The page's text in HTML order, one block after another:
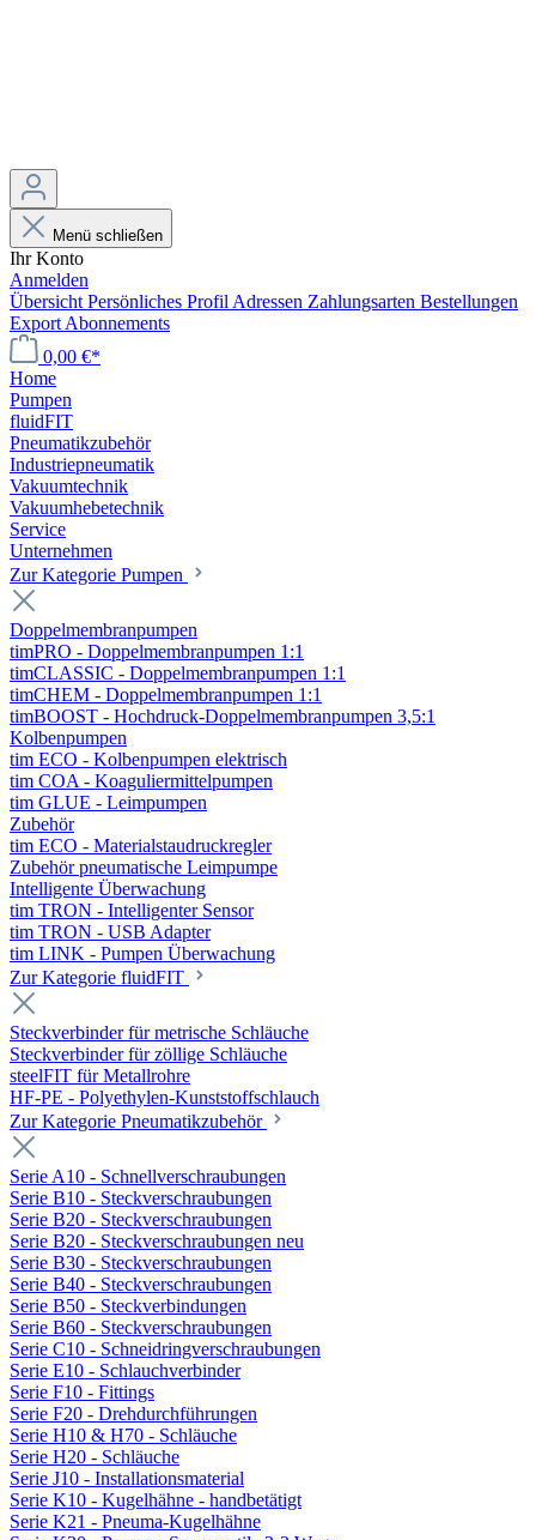
Menü schließen
Ihr Konto
Anmelden
Übersicht Persönliches Profil Adressen Zahlungsarten Bestellungen
Export Abonnements
0,00 €*
Home
Pumpen
fluidFIT
Pneumatikzubehör
Industriepneumatik
Vakuumtechnik
Vakuumhebetechnik
Service
Unternehmen
Zur Kategorie Pumpen
Doppelmembranpumpen
timPRO - Doppelmembranpumpen 1:1
timCLASSIC - Doppelmembranpumpen 1:1
timCHEM - Doppelmembranpumpen 1:1
timBOOST - Hochdruck-Doppelmembranpumpen 3,5:1
Kolbenpumpen
tim ECO - Kolbenpumpen elektrisch
tim COA - Koaguliermittelpumpen
tim GLUE - Leimpumpen
Zubehör
tim ECO - Materialstaudruckregler
Zubehör pneumatische Leimpumpe
Intelligente Überwachung
tim TRON - Intelligenter Sensor
tim TRON - USB Adapter
tim LINK - Pumpen Überwachung
Zur Kategorie fluidFIT
Steckverbinder für metrische Schläuche
Steckverbinder für zöllige Schläuche
steelFIT für Metallrohre
HF-PE - Polyethylen-Kunststoffschlauch
Zur Kategorie Pneumatikzubehör
Serie A10 - Schnellverschraubungen
Serie B10 - Steckverschraubungen
Serie B20 - Steckverschraubungen
Serie B20 - Steckverschraubungen neu
Serie B30 - Steckverschraubungen
Serie B40 - Steckverschraubungen
Serie B50 - Steckverbindungen
Serie B60 - Steckverschraubungen
Serie C10 - Schneidringverschraubungen
Serie E10 - Schlauchverbinder
Serie F10 - Fittings
Serie F20 - Drehdurchführungen
Serie H10 & H70 - Schläuche
Serie H20 - Schläuche
Serie J10 - Installationsmaterial
Serie K10 - Kugelhähne - handbetätigt
Serie K21 - Pneuma-Kugelhähne